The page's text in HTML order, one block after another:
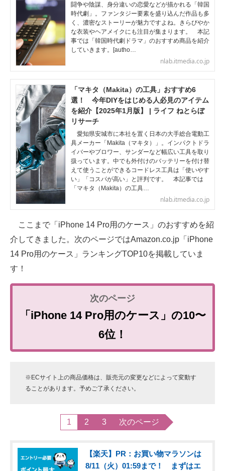
闘争や陰謀、身分違いの恋愛などが描かれる「韓国
時代劇」。ファンタジー要素を盛り込んだ作品も多
く、濃密なストーリーが魅力ですよね。きらびやか
な衣装やヘアメイクにも注目が集まります。 本記
事では「韓国時代劇ドラマ」のおすすめ商品を紹介
していきます。[autho…
nlab.itmedia.co.jp
「マキタ（Makita）の工具」おすすめ6
選！ 今年DIYをはじめる人必見のアイテム
を紹介【2025年1月版】 | ライフ ねとらぼ
リサーチ
愛知県安城市に本社を置く日本の大手総合電動工
具メーカー「Makita（マキタ）」。インパクトドラ
イバーやブロワー、サンダーなど幅広い工具を取り
扱っています。中でも外付けのバッテリーを付け替
えて使うことができるコードレス工具は「使いやす
い」「コスパが高い」と評判です。 本記事では
「マキタ（Makita）の工具…
nlab.itmedia.co.jp
ここまで「iPhone 14 Pro用のケース」のおすすめを紹
介してきました。次のページではAmazon.co.jp「iPhone
14 Pro用のケース」ランキングTOP10を掲載していま
す！
「iPhone 14 Pro用のケース」の10〜
6位！
※ECサイト上の商品価格は、販売元の変更などによって変動す
ることがあります。予めご了承ください。
1 2 3 次のページ
【楽天】PR：お買い物マラソンは
8/11（火）01:59まで！ まずはエ